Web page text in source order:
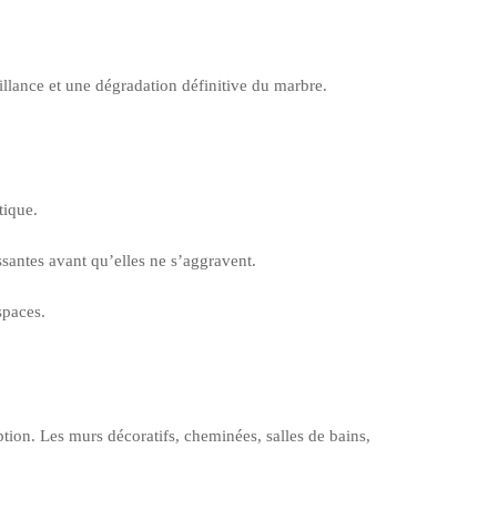
et une dégradation définitive du marbre.
avant qu’elles ne s’aggravent.
Les murs décoratifs, cheminées, salles de bains,